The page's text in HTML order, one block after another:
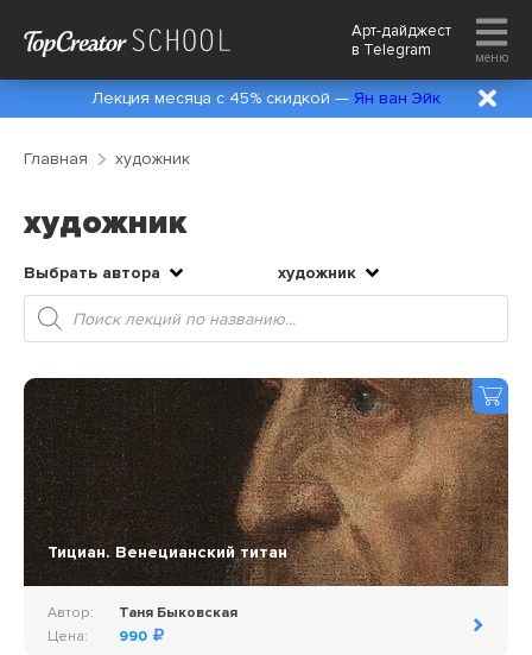
Арт-дайджест
в Telegram меню
Лекция месяца с 45% скидкой — Ян ван Эйк
Главная художник
художник
Выбрать автора
художник
Поиск
товаров
Тициан. Венецианский титан
Автор:
Таня Быковская
Цена:
990